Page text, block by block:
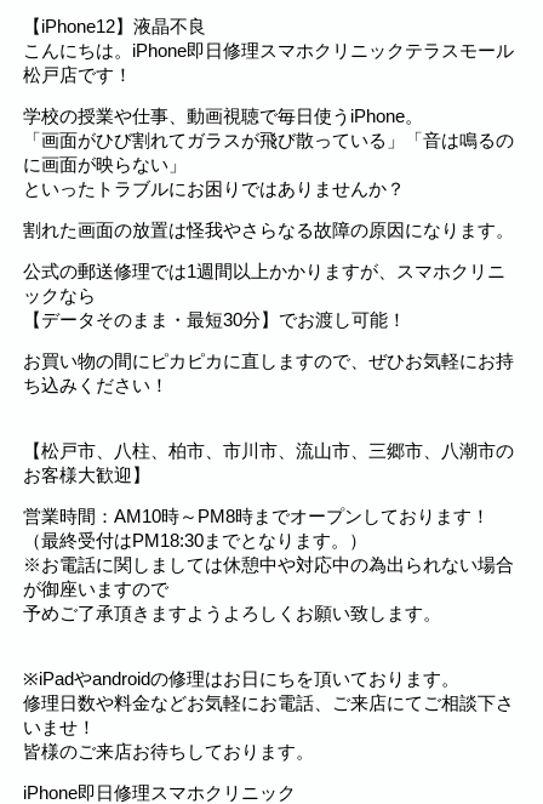
【iPhone12】液晶不良
こんにちは。iPhone即日修理スマホクリニックテラスモール
松戸店です！
学校の授業や仕事、動画視聴で毎日使うiPhone。
「画面がひび割れてガラスが飛び散っている」「音は鳴るの
に画面が映らない」
といったトラブルにお困りではありませんか？
割れた画面の放置は怪我やさらなる故障の原因になります。
公式の郵送修理では1週間以上かかりますが、スマホクリニ
ックなら
【データそのまま・最短30分】でお渡し可能！
お買い物の間にピカピカに直しますので、ぜひお気軽にお持
ち込みください！
【松戸市、八柱、柏市、市川市、流山市、三郷市、八潮市の
お客様大歓迎】
営業時間：AM10時～PM8時までオープンしております！
（最終受付はPM18:30までとなります。）
※お電話に関しましては休憩中や対応中の為出られない場合
が御座いますので
予めご了承頂きますようよろしくお願い致します。
※iPadやandroidの修理はお日にちを頂いております。
修理日数や料金などお気軽にお電話、ご来店にてご相談下さ
いませ！
皆様のご来店お待ちしております。
iPhone即日修理スマホクリニック